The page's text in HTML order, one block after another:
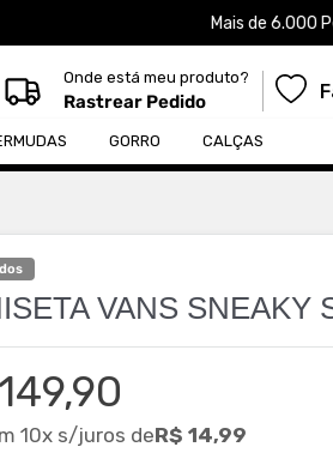
Mais de 6.000
Onde está meu produto?
Rastrear Pedido
GORRO CALÇAS
VANS SNEAKY
10x s/juros deR$ 14,99